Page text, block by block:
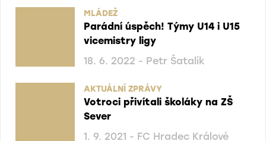
MLÁDEŽ
Parádní úspěch! Týmy U14 i U15
vicemistry ligy
18. 6. 2022 - Petr Šatalík
AKTUÁLNÍ ZPRÁVY
Votroci přivítali školáky na ZŠ
Sever
1. 9. 2021 - FC Hradec Králové